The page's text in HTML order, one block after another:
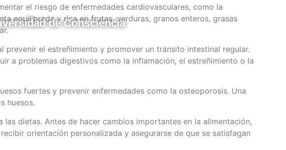
de Consciencia
el riesgo de enfermedades cardiovasculares, como la
equilibrada y rica en frutas, verduras, granos enteros, grasas
el estreñimiento y promover un tránsito intestinal regular.
a problemas digestivos como la inflamación, el estreñimiento o la
fuertes y prevenir enfermedades como la osteoporosis. Una
huesos.
dietas. Antes de hacer cambios importantes en la alimentación,
orientación personalizada y asegurarse de que se satisfagan